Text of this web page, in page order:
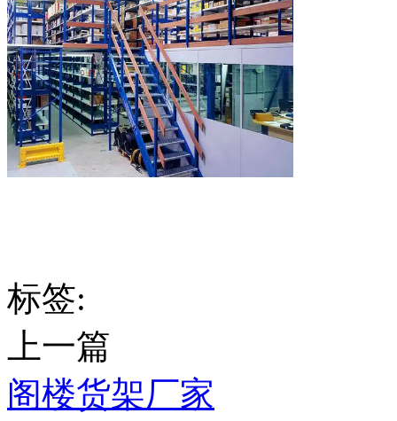
标签:
上一篇
阁楼货架厂家